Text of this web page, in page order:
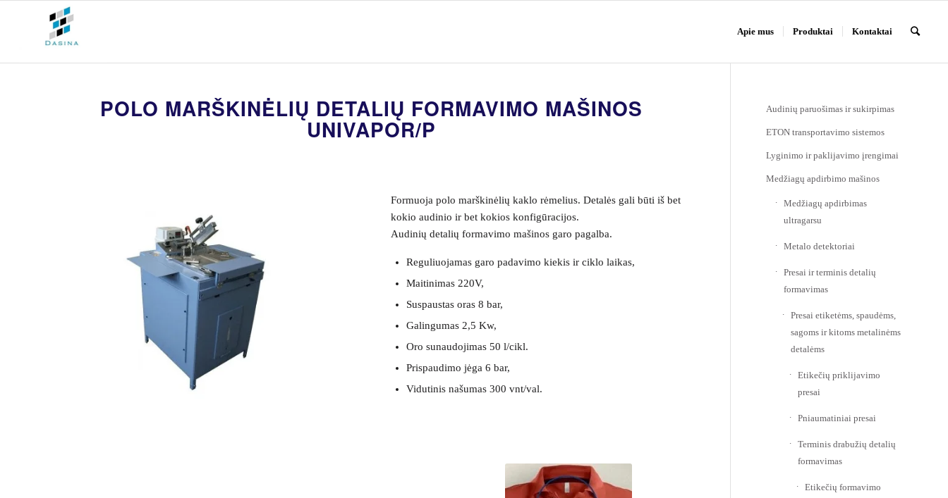
Apie mus Produktai Kontaktai
POLO MARŠKINĖLIŲ DETALIŲ FORMAVIMO MAŠINOS
UNIVAPOR/P
Formuoja polo marškinėlių kaklo rėmelius. Detalės gali būti iš bet
kokio audinio ir bet kokios konfigūracijos.
Audinių detalių formavimo mašinos garo pagalba.
Reguliuojamas garo padavimo kiekis ir ciklo laikas,
Maitinimas 220V,
Suspaustas oras 8 bar,
Galingumas 2,5 Kw,
Oro sunaudojimas 50 l/cikl.
Prispaudimo jėga 6 bar,
Vidutinis našumas 300 vnt/val.
Audinių paruošimas ir sukirpimas
ETON transportavimo sistemos
Lyginimo ir paklijavimo įrengimai
Medžiagų apdirbimo mašinos
Medžiagų apdirbimas
ultragarsu
Metalo detektoriai
Presai ir terminis detalių
formavimas
Presai etiketėms, spaudėms,
sagoms ir kitoms metalinėms
detalėms
Etikečių priklijavimo
presai
Pniaumatiniai presai
Terminis drabužių detalių
formavimas
Etikečių formavimo